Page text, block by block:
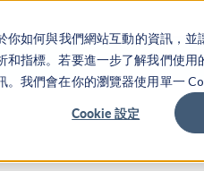
如何與我們網站互動的資訊，
指標。若要進一步了解我們使用
我們會在你的瀏覽器使用單一
Cookie 設定